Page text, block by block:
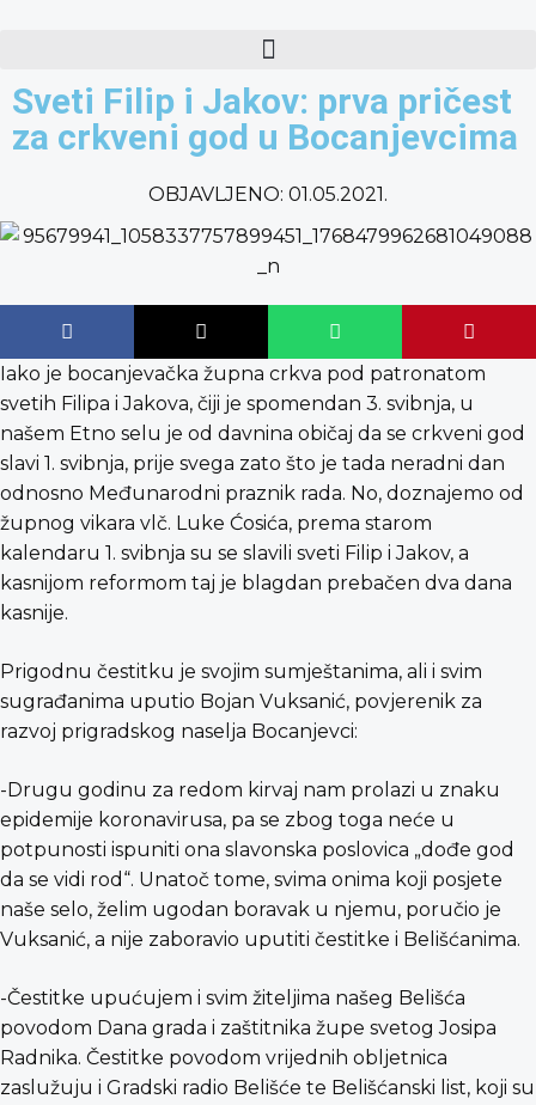
Sveti Filip i Jakov: prva pričest
za crkveni god u Bocanjevcima
OBJAVLJENO: 01.05.2021.
Iako je bocanjevačka župna crkva pod patronatom
svetih Filipa i Jakova, čiji je spomendan 3. svibnja, u
našem Etno selu je od davnina običaj da se crkveni god
slavi 1. svibnja, prije svega zato što je tada neradni dan
odnosno Međunarodni praznik rada. No, doznajemo od
župnog vikara vlč. Luke Ćosića, prema starom
kalendaru 1. svibnja su se slavili sveti Filip i Jakov, a
kasnijom reformom taj je blagdan prebačen dva dana
kasnije.
Prigodnu čestitku je svojim sumještanima, ali i svim
sugrađanima uputio Bojan Vuksanić, povjerenik za
razvoj prigradskog naselja Bocanjevci:
-Drugu godinu za redom kirvaj nam prolazi u znaku
epidemije koronavirusa, pa se zbog toga neće u
potpunosti ispuniti ona slavonska poslovica „dođe god
da se vidi rod“. Unatoč tome, svima onima koji posjete
naše selo, želim ugodan boravak u njemu, poručio je
Vuksanić, a nije zaboravio uputiti čestitke i Belišćanima.
-Čestitke upućujem i svim žiteljima našeg Belišća
povodom Dana grada i zaštitnika župe svetog Josipa
Radnika. Čestitke povodom vrijednih obljetnica
zaslužuju i Gradski radio Belišće te Belišćanski list, koji su